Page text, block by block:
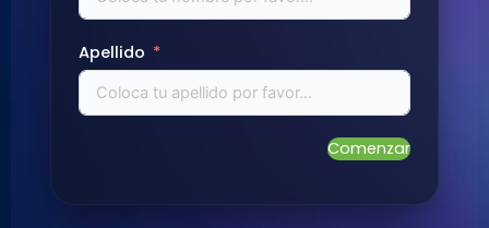
Apellido
Comenzar